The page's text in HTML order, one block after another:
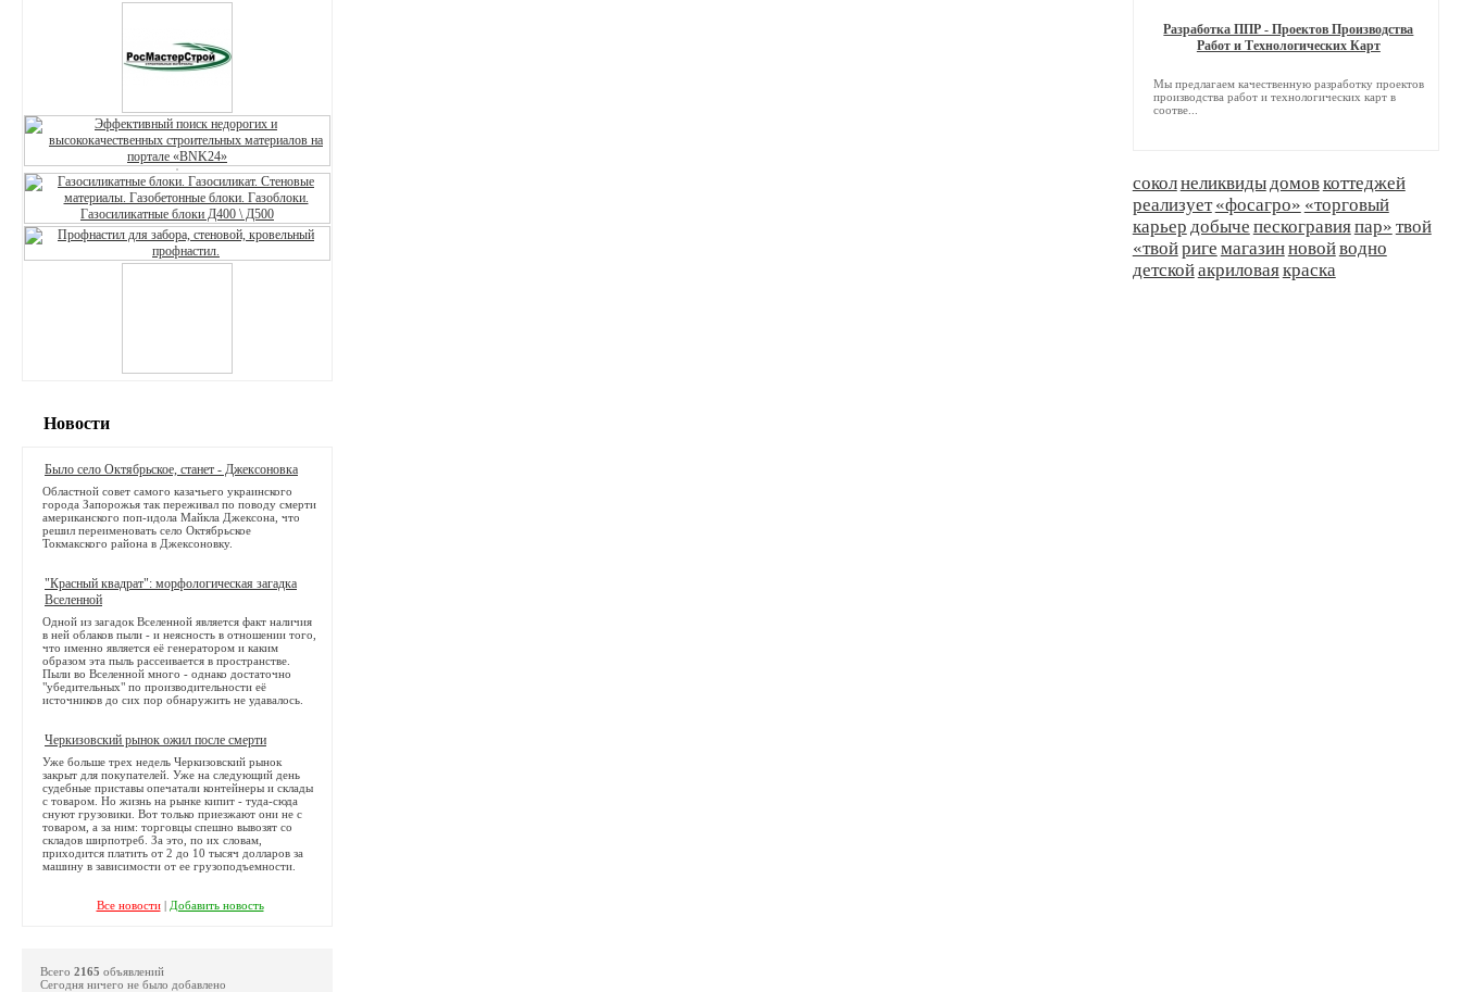
Новости
Было село Октябрьское, станет - Джексоновка
Областной совет самого казачьего украинского
города Запорожья так переживал по поводу смерти
американского поп-идола Майкла Джексона, что
решил переименовать село Октябрьское
Токмакского района в Джексоновку.
"Красный квадрат": морфологическая загадка
Вселенной
Одной из загадок Вселенной является факт наличия
в ней облаков пыли - и неясность в отношении того,
что именно является её генератором и каким
образом эта пыль рассеивается в пространстве.
Пыли во Вселенной много - однако достаточно
"убедительных" по производительности её
источников до сих пор обнаружить не удавалось.
Черкизовский рынок ожил после смерти
Уже больше трех недель Черкизовский рынок
закрыт для покупателей. Уже на следующий день
судебные приставы опечатали контейнеры и склады
с товаром. Но жизнь на рынке кипит - туда-сюда
снуют грузовики. Вот только приезжают они не с
товаром, а за ним: торговцы спешно вывозят со
складов ширпотреб. За это, по их словам,
приходится платить от 2 до 10 тысяч долларов за
машину в зависимости от ее грузоподъемности.
Все новости| Добавить новость
Всего 2165 объявлений
Сегодня ничего не было добавлено
Разработка ППР - Проектов Производства
Работ и Технологических Карт
Мы предлагаем качественную разработку проектов
производства работ и технологических карт в
соотве...
соколнеликвидыдомовкоттеджей
реализует «фосагро» «торговый
карьер добыче пескогравияпар» твой
«твойриге магазинновойводно
детскойакриловаякраска